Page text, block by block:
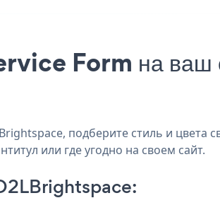
Form на
подберите стиль и цвета
или где угодно на своем сайт.